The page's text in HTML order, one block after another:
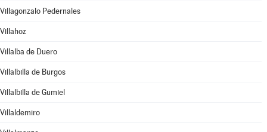
Villagonzalo Pedernales
Villahoz
Villalba de Duero
Villalbilla de Burgos
Villalbilla de Gumiel
Villaldemiro